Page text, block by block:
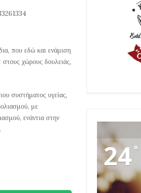
που εδώ και ενάμιση
χώρους δουλειάς,
συστήματος υγείας,
με
ενάντια στην
24°